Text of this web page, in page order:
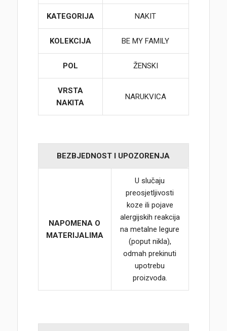
KATEGORIJA NAKIT
KOLEKCIJA BE MY FAMILY
POL ŽENSKI
VRSTA
NAKITA
NARUKVICA
BEZBJEDNOST I UPOZORENJA
NAPOMENA O
MATERIJALIMA
U slučaju
preosjetljivosti
koze ili pojave
alergijskih reakcija
na metalne legure
(poput nikla),
odmah prekinuti
upotrebu
proizvoda.